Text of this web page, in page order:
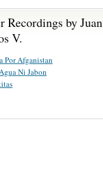
Recordings by Juan
V.
Por Afganistan
Ni Jabon